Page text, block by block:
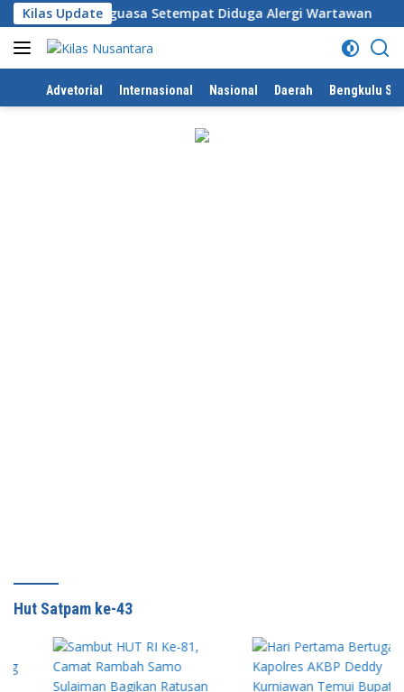
Langsung
ke
konten
Kilas Update
Desa, Penguasa Setempat Diduga Alergi Wartawan
Home
Advetorial Internasional Nasional Daerah Bengkulu
Hut Satpam ke-43